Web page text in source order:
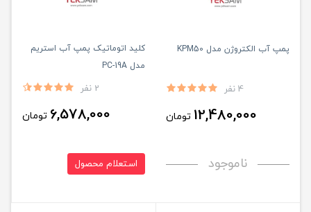
پمپ آب الکتروژن مدل KPM50
4 نفر
12,480,000 تومان
ناموجود
کلید اتوماتیک پمپ آب استریم
مدل PC-19A
2 نفر
6,578,000 تومان
استعلام محصول